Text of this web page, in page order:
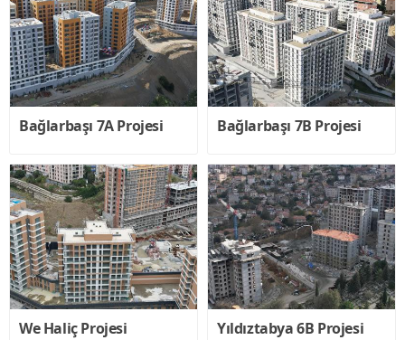
Farika
Su
Kemeri
Gopaş
İnşaat
Gopaş
Otopark
Haberler
Bağlarbaşı 7A Projesi Bağlarbaşı 7B Projesi
We Haliç Projesi Yıldıztabya 6B Projesi